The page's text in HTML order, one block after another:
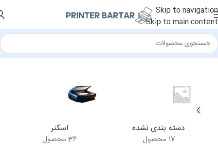
Skip to navigation
Skip to main content
خانه/محصولات برچسب خورده “بارکد خوان Meva 6800”
دسته بندی نشده
17 محصول
اسکنر
36 محصول